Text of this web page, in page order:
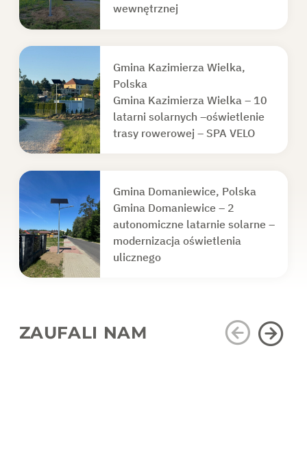
wewnętrznej
Gmina Kazimierza Wielka,
Polska
Gmina Kazimierza Wielka – 10
latarni solarnych –oświetlenie
trasy rowerowej – SPA VELO
Gmina Domaniewice, Polska
Gmina Domaniewice – 2
autonomiczne latarnie solarne –
modernizacja oświetlenia
ulicznego
ZAUFALI NAM